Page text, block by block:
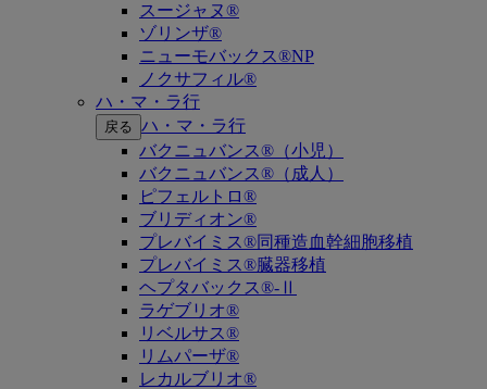
スージャヌ®
ゾリンザ®
ニューモバックス®NP
ノクサフィル®
ハ・マ・ラ行
戻る ハ・マ・ラ行
バクニュバンス®（小児）
バクニュバンス®（成人）
ピフェルトロ®
ブリディオン®
プレバイミス®同種造血幹細胞移植
プレバイミス®臓器移植
ヘプタバックス®-Ⅱ
ラゲブリオ®
リベルサス®
リムパーザ®
レカルブリオ®